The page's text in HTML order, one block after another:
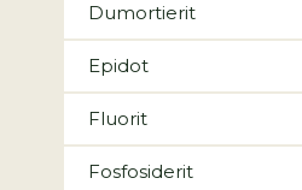
Dumortierit
Epidot
Fluorit
Fosfosiderit